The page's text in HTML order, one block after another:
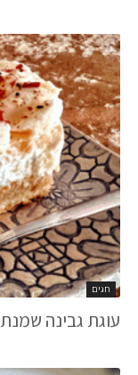
חגים
עוגת גבינה שמנת